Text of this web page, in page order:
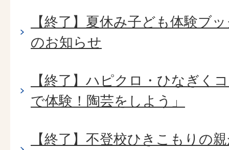
【終了】夏休み子ども体験ブ
のお知らせ
【終了】ハピクロ・ひなぎく
で体験！陶芸をしよう」
【終了】不登校ひきこもりの